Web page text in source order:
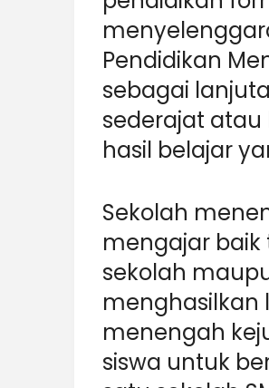
Pendidikan
sebagai
sederajat
hasil belajar
Sekolah
mengajar
sekolah
menghasilkan
menengah
siswa untuk